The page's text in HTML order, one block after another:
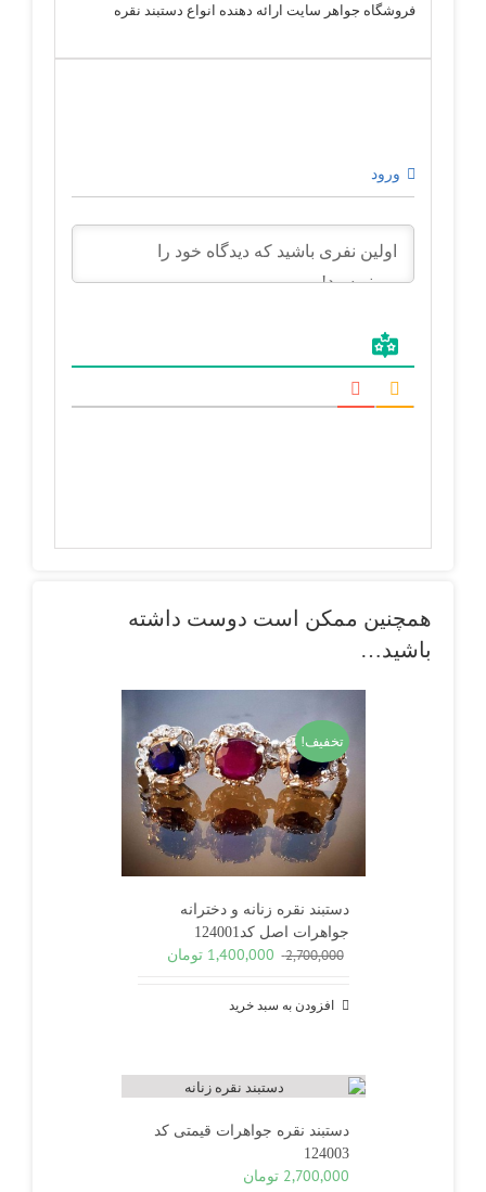
فروشگاه جواهر سایت ارائه دهنده انواع دستبند نقره
ورود
همچنین ممکن است دوست داشته
باشید…
تخفیف!
دستبند نقره زنانه و دخترانه
جواهرات اصل کد124001
2,700,000
قیمت
بود.
1,400,000 تومان
افزودن به سبد خرید
دستبند نقره جواهرات قیمتی کد
124003
2,700,000 تومان